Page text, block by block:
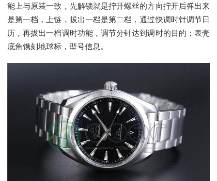
能上与原装一致，先解锁就是拧开螺丝的方向拧开后弹出来
是第一档，上链，拔出一档是第二档，通过快调时针调节日
历，再拔出一档调时功能，调节分针达到调时的目的；表壳
底角镌刻地球标，型号信息。